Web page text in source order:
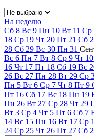
На неделю
Сб 8 Вс 9 Пн 10 Вт 11 Ср
18 Ср 19 Чт 20 Пт 21 Сб
28 Сб 29 Вс 30 Пн 31
Вс 6 Пн 7 Вт 8 Ср 9 Чт 10
16 Чт 17 Пт 18 Сб 19 Вс
26 Вс 27 Пн 28 Вт 29 Ср
Пн 5 Вт 6 Ср 7 Чт 8 Пт 9
Пт 16 Сб 17 Вс 18 Пн 19
Пн 26 Вт 27 Ср 28 Чт 29
Вт 3 Ср 4 Чт 5 Пт 6 Сб 7
14 Вс 15 Пн 16 Вт 17 Ср
24 Ср 25 Чт 26 Пт 27 Сб